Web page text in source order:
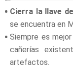
Cierra la llave
se encuentra en
Siempre es
cañerías
artefactos.